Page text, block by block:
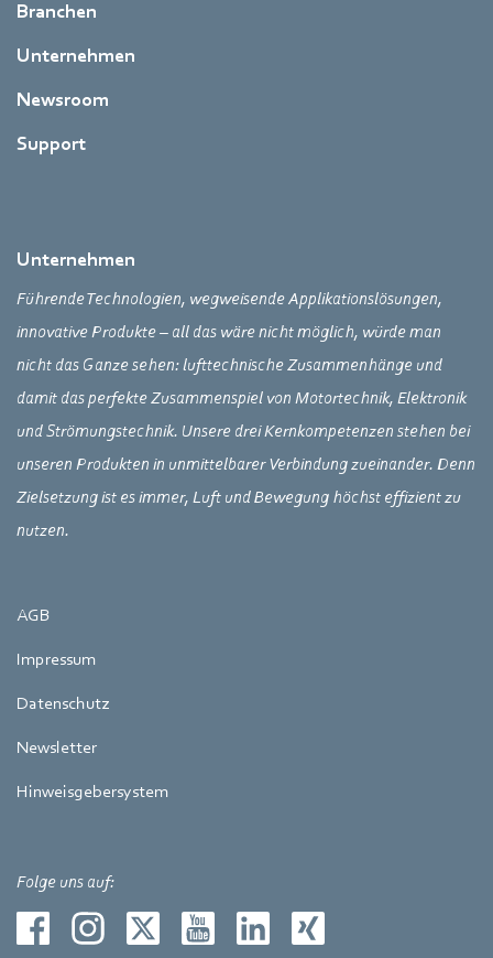
Branchen
Unternehmen
Newsroom
Support
Unternehmen
Führende Technologien, wegweisende Applikationslösungen,
innovative Produkte – all das wäre nicht möglich, würde man
nicht das Ganze sehen: lufttechnische Zusammenhänge und
damit das perfekte Zusammenspiel von Motortechnik, Elektronik
und Strömungstechnik. Unsere drei Kernkompetenzen stehen bei
unseren Produkten in unmittelbarer Verbindung zueinander. Denn
Zielsetzung ist es immer, Luft und Bewegung höchst effizient zu
nutzen.
AGB
Impressum
Datenschutz
Newsletter
Hinweisgebersystem
Folge uns auf: